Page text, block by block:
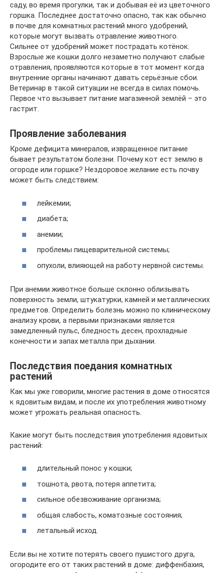
саду, во время прогулки, так и добывая её из цветочного
горшка. Последнее достаточно опасно, так как обычно
в почве для комнатных растений много удобрений,
которые могут вызвать отравление животного.
Сильнее от удобрений может пострадать котёнок.
Взрослые же кошки долго незаметно получают слабые
отравления, проявляются которые в тот момент когда
внутренние органы начинают давать серьёзные сбои.
Ветеринар в такой ситуации не всегда в силах помочь.
Первое что вызывает питание магазинной землёй – это
гастрит.
Проявление заболевания
Кроме дефицита минералов, извращенное питание
бывает результатом болезни. Почему кот ест землю в
огороде или горшке? Нездоровое желание есть почву
может быть следствием:
лейкемии;
диабета;
анемии;
проблемы пищеварительной системы;
опухоли, влияющей на работу нервной системы.
При анемии животное больше склонно облизывать
поверхность земли, штукатурки, камней и металлических
предметов. Определить болезнь можно по клиническому
анализу крови, а первыми признаками является
замедленный пульс, бледность десен, прохладные
конечности и запах металла при дыхании.
Последствия поедания комнатных
растений
Как мы уже говорили, многие растения в доме относятся
к ядовитым видам, и после их употребления животному
может угрожать реальная опасность.
Какие могут быть последствия употребления ядовитых
растений:
длительный понос у кошки;
тошнота, рвота, потеря аппетита;
сильное обезвоживание организма;
общая слабость, коматозные состояния;
летальный исход.
Если вы не хотите потерять своего пушистого друга,
огородите его от таких растений в доме: диффенбахия,